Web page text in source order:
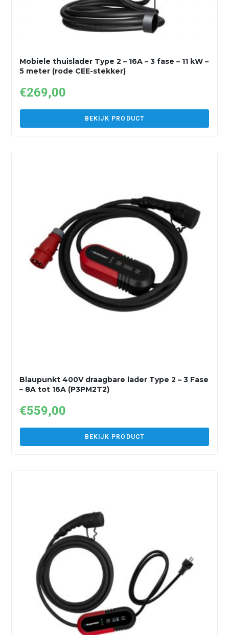
Mobiele thuislader Type 2 – 16A – 3 fase – 11 kW –
5 meter (rode CEE-stekker)
€269,00
BEKIJK PRODUCT
Blaupunkt 400V draagbare lader Type 2 – 3 Fase
– 8A tot 16A (P3PM2T2)
€559,00
BEKIJK PRODUCT